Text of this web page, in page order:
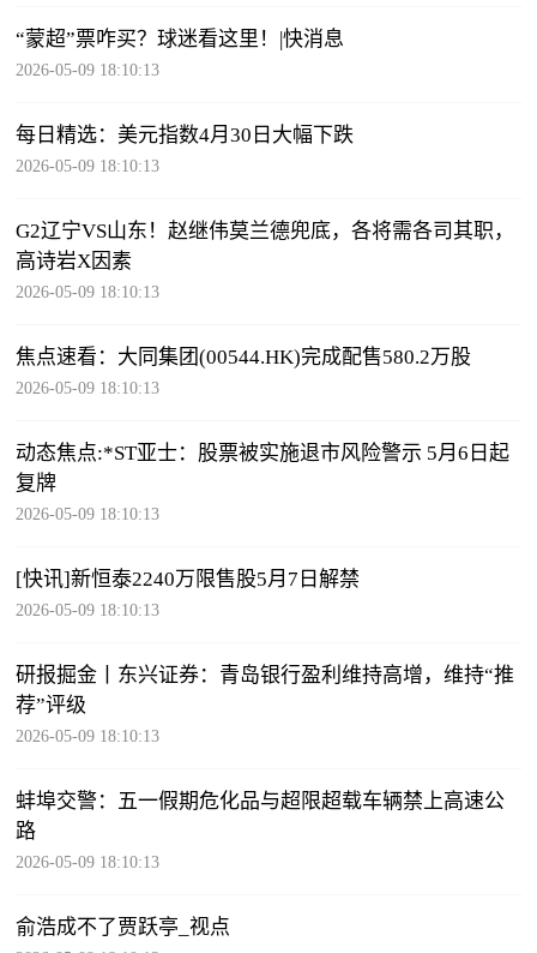
“蒙超”票咋买？球迷看这里！|快消息
2026-05-09 18:10:13
每日精选：美元指数4月30日大幅下跌
2026-05-09 18:10:13
G2辽宁VS山东！赵继伟莫兰德兜底，各将需各司其职，
高诗岩X因素
2026-05-09 18:10:13
焦点速看：大同集团(00544.HK)完成配售580.2万股
2026-05-09 18:10:13
动态焦点:*ST亚士：股票被实施退市风险警示 5月6日起
复牌
2026-05-09 18:10:13
[快讯]新恒泰2240万限售股5月7日解禁
2026-05-09 18:10:13
研报掘金丨东兴证券：青岛银行盈利维持高增，维持“推
荐”评级
2026-05-09 18:10:13
蚌埠交警：五一假期危化品与超限超载车辆禁上高速公
路
2026-05-09 18:10:13
俞浩成不了贾跃亭_视点